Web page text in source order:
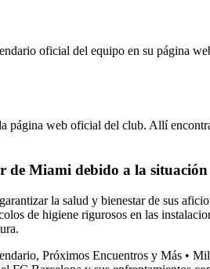
oficial del equipo en su página
página web oficial del club. Allí
de Miami debido a la
la salud y bienestar de sus
de higiene rigurosos en las
Próximos Encuentros y Más •